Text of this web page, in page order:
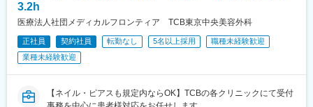
のための美容鍼灸治療院、巻き爪治療に特化した院などを10院運
営しております。
※今後、更なる店舗展開を予定しております。
◇離職率が低く、働きやすい環境
・知識・技術だけではなく考え方を大切にしている会社で、人間
が特徴です。
・有給や産休の取得がしやすく、福利厚生にも力を入れておりま
3.2h
医療法人社団メディカルフロンティア TCB東京中央美容外科
正社員 契約社員 転勤なし 5名以上採用
職種未経験歓迎
業種未経験歓迎
【ネイル・ピアスも規定内ならOK】TCBの各クリニックにて受付